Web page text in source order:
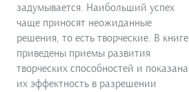
задумывается. Наибольший успех
чаще приносят неожиданные
решения, то есть творческие. В книге
приведены приемы развития
творческих способностей и показана
их эффектность в разрешении